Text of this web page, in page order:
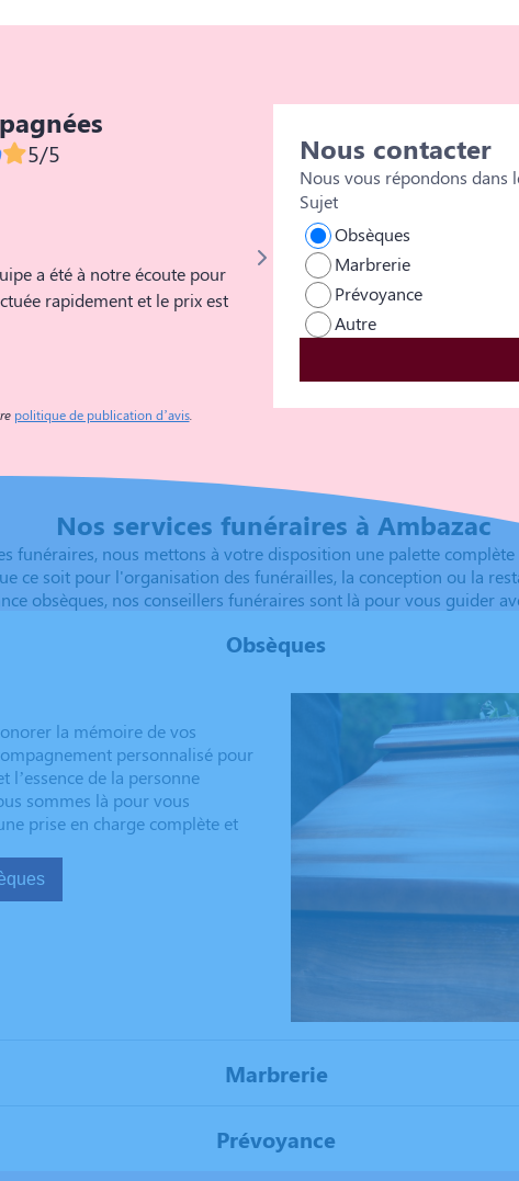
5/5
a été à notre écoute pour
rapidement et le prix est
Florian Pelisse
Je ne peux que vous remercier pour votre professionnalisme,
votre empathie. Tout était parfait
recommandé et nous
politique de publication d’avis.
Nous contacter
Nous vous répondons dans
Sujet
Obsèques
Marbrerie
Prévoyance
Autre
Nos services funéraires à Ambazac
funéraires, nous mettons à votre disposition une palette
ce soit pour l'organisation des funérailles, la conception ou la
obsèques, nos conseillers funéraires sont là pour vous guider
Obsèques
la mémoire de vos
personnalisé pour
l’essence de la personne
sommes là pour vous
prise en charge complète et
devis obsèques
Marbrerie
Prévoyance